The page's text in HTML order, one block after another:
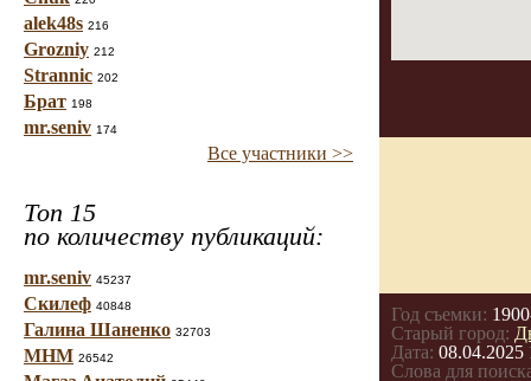
alek48s 216
Grozniy 212
Strannic 202
Брат 198
mr.seniv 174
Все участники >>
Топ 15
по количеству публикаций:
mr.seniv 45237
Скилеф 40848
Галина Шаненко 32703
МНМ 26542
Год съемки:
Старый город:
Дата: 08.04.2025
Слова для